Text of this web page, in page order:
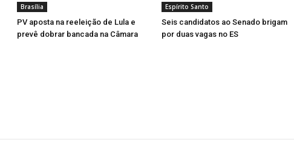
Brasília
PV aposta na reeleição de Lula e
prevê dobrar bancada na Câmara
Espírito Santo
Seis candidatos ao Senado brigam
por duas vagas no ES